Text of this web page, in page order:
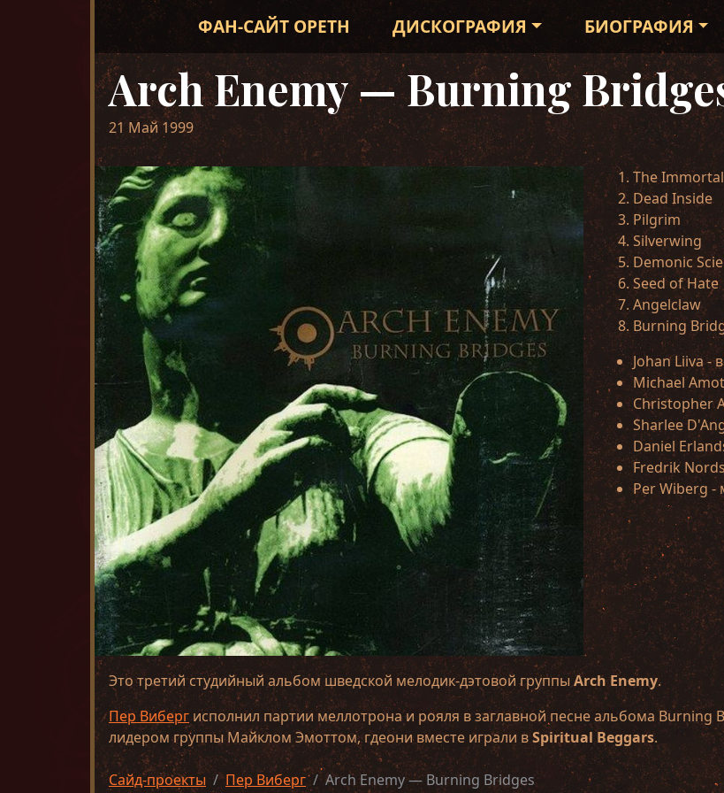
ФАН-САЙТ OPETH ДИСКОГРАФИЯ БИОГРАФИЯ
Arch Enemy — Burning
21 Май 1999
The Immortal
Dead Inside
Pilgrim
Silverwing
Demonic
Seed of Hate
Angelclaw
Burning
Johan Liiva -
Michael
Christopher
Sharlee
Daniel
Fredrik
Per Wiberg -
Это третий студийный альбом шведской мелодик-дэтовой группы Arch Enemy.
Пер Виберг исполнил партии меллотрона и рояля в заглавной песне альбома
лидером группы Майклом Эмоттом, гдеони вместе играли вSpiritual Beggars.
Сайд-проекты Пер Виберг Arch Enemy — Burning Bridges